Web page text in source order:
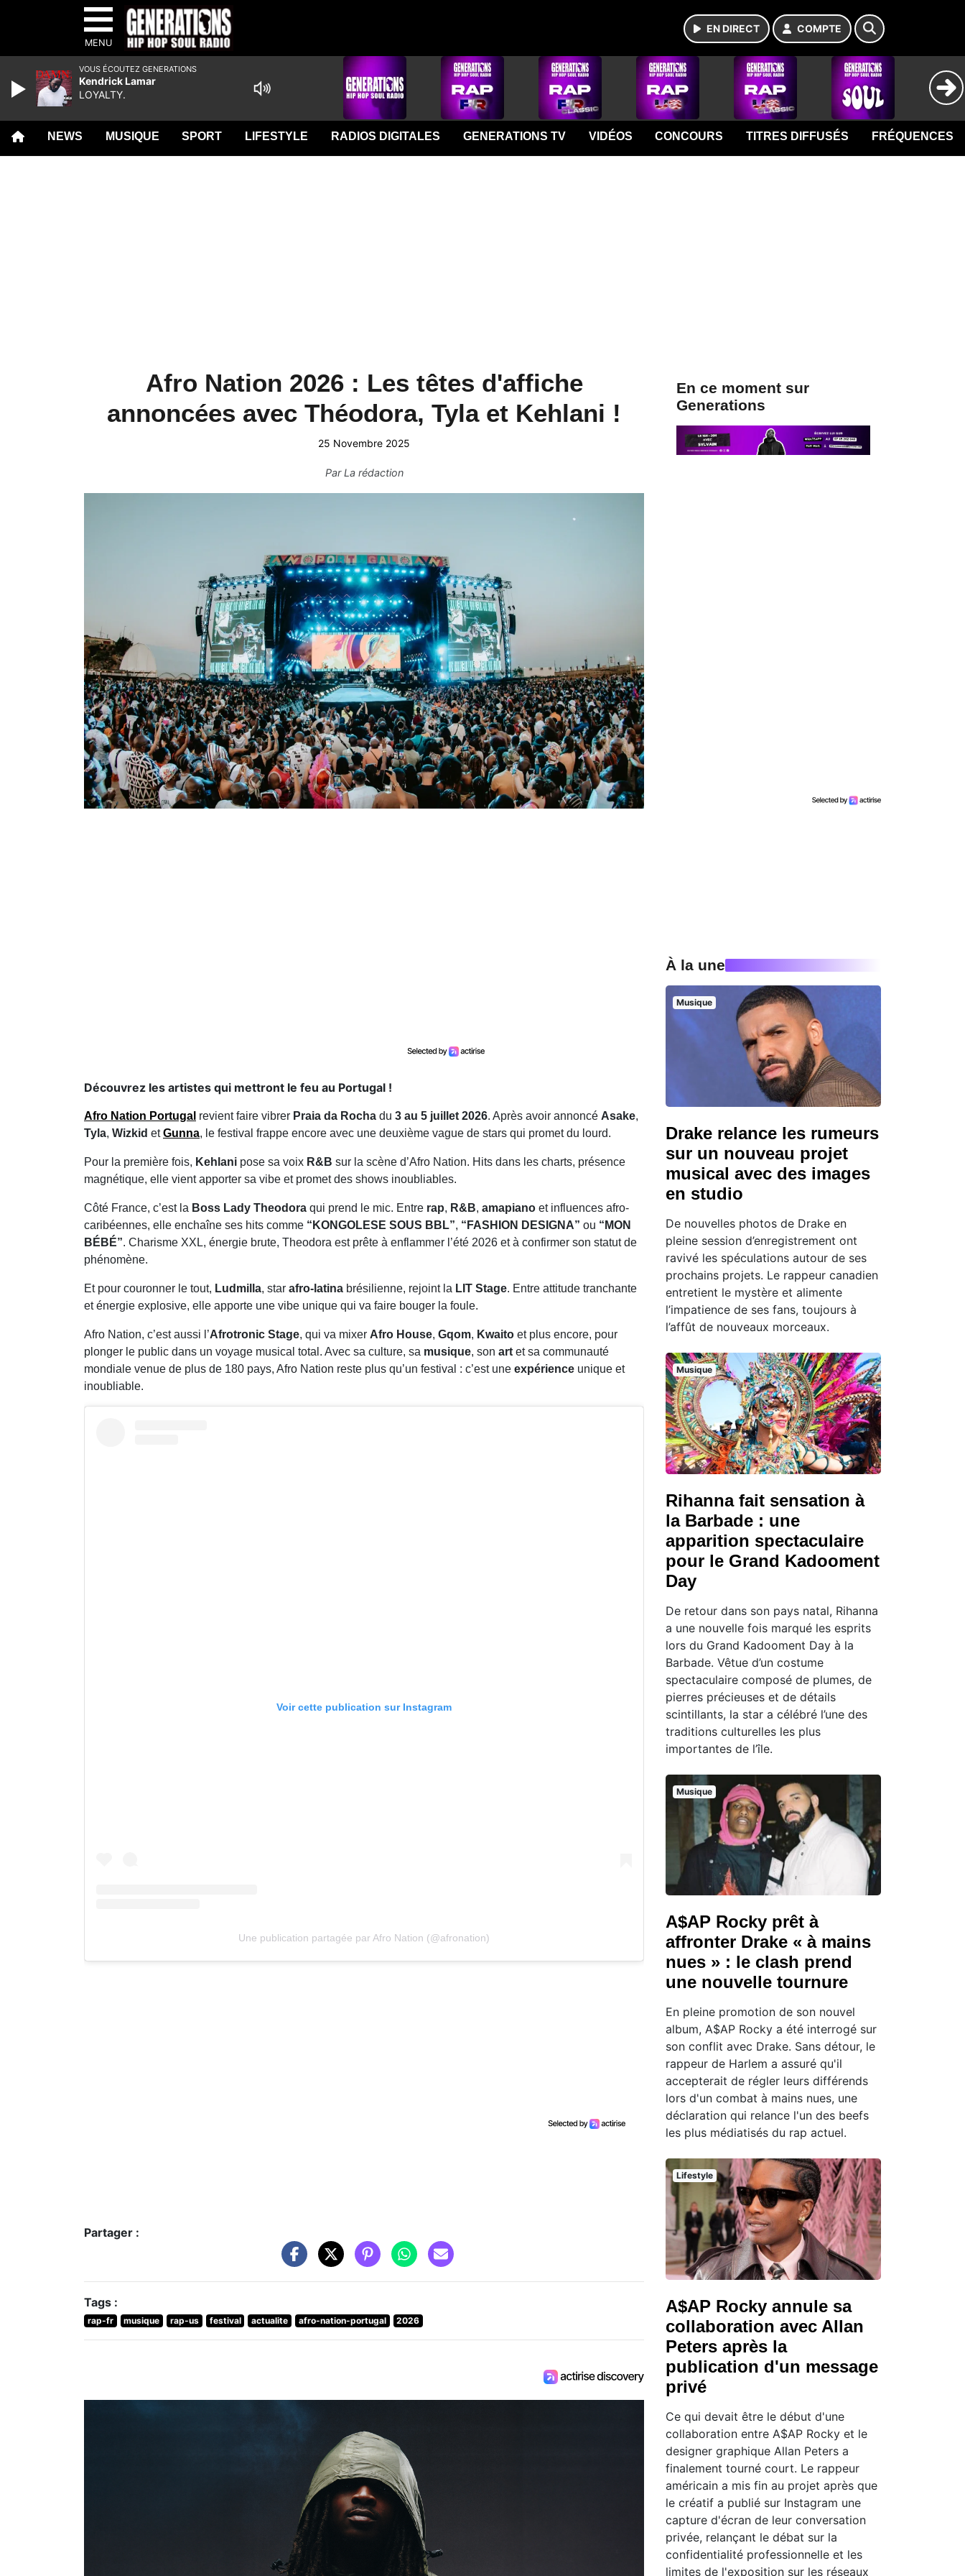
MENU
EN DIRECT COMPTE
NEWS MUSIQUE SPORT LIFESTYLE RADIOS DIGITALES GENERATIONS TV VIDÉOS CONCOURS TITRES DIFFUSÉS FRÉQUENCES
Afro Nation 2026 : Les têtes d'affiche
annoncées avec Théodora, Tyla et Kehlani !
25 Novembre 2025
ParLa rédaction
Découvrez les artistes qui mettront le feu au Portugal !
Afro Nation Portugal revient faire vibrer Praia da Rocha du 3 au 5 juillet 2026. Après avoir annoncé Asake,
Tyla, Wizkid etGunna, le festival frappe encore avec une deuxième vague de stars qui promet du lourd.
Pour la première fois, Kehlani pose sa voix R&B sur la scène d’Afro Nation. Hits dans les charts, présence
magnétique, elle vient apporter sa vibe et promet des shows inoubliables.
Côté France, c’est la Boss Lady Theodora qui prend le mic. Entre rap, R&B, amapiano et influences afro-
caribéennes, elle enchaîne ses hits comme “KONGOLESE SOUS BBL”, “FASHION DESIGNA” ou “MON
BÉBÉ”. Charisme XXL, énergie brute, Theodora est prête à enflammer l’été 2026 et à confirmer son statut de
phénomène.
Et pour couronner le tout, Ludmilla, star afro-latina brésilienne, rejoint la LIT Stage. Entre attitude tranchante
et énergie explosive, elle apporte une vibe unique qui va faire bouger la foule.
Afro Nation, c’est aussi l’Afrotronic Stage, qui va mixer Afro House, Gqom, Kwaito et plus encore, pour
plonger le public dans un voyage musical total. Avec sa culture, sa musique, son art et sa communauté
mondiale venue de plus de 180 pays, Afro Nation reste plus qu’un festival : c’est une expérience unique et
inoubliable.
Voir cette publication sur Instagram
Une publication partagée par Afro Nation (@afronation)
Partager :
Tags :
rap-fr musique rap-us festival actualite afro-nation-portugal 2026
En ce moment sur
Generations
À la une
Musique
Drake relance les rumeurs
sur un nouveau projet
musical avec des images
en studio
De nouvelles photos de Drake en
pleine session d’enregistrement ont
ravivé les spéculations autour de ses
prochains projets. Le rappeur canadien
entretient le mystère et alimente
l’impatience de ses fans, toujours à
l’affût de nouveaux morceaux.
Musique
Rihanna fait sensation à
la Barbade : une
apparition spectaculaire
pour le Grand Kadooment
Day
De retour dans son pays natal, Rihanna
a une nouvelle fois marqué les esprits
lors du Grand Kadooment Day à la
Barbade. Vêtue d’un costume
spectaculaire composé de plumes, de
pierres précieuses et de détails
scintillants, la star a célébré l’une des
traditions culturelles les plus
importantes de l’île.
Musique
A$AP Rocky prêt à
affronter Drake « à mains
nues » : le clash prend
une nouvelle tournure
En pleine promotion de son nouvel
album, A$AP Rocky a été interrogé sur
son conflit avec Drake. Sans détour, le
rappeur de Harlem a assuré qu'il
accepterait de régler leurs différends
lors d'un combat à mains nues, une
déclaration qui relance l'un des beefs
les plus médiatisés du rap actuel.
Lifestyle
A$AP Rocky annule sa
collaboration avec Allan
Peters après la
publication d'un message
privé
Ce qui devait être le début d'une
collaboration entre A$AP Rocky et le
designer graphique Allan Peters a
finalement tourné court. Le rappeur
américain a mis fin au projet après que
le créatif a publié sur Instagram une
capture d'écran de leur conversation
privée, relançant le débat sur la
confidentialité professionnelle et les
limites de l'exposition sur les réseaux
VOUS ÉCOUTEZ GENERATIONS
Kendrick Lamar
LOYALTY.